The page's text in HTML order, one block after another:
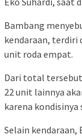
Bambang
kendaraan, terdiri
unit roda empat.
Dari total
22 unit lainnya
karena kondisinya
Selain kendaraan,